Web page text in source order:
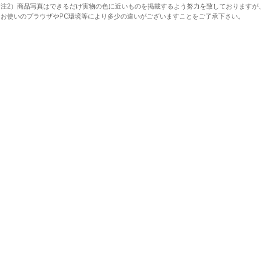
注2）商品写真はできるだけ実物の色に近いものを掲載するよう努力を致しておりますが、
お使いのプラウザやPC環境等により多少の違いがございますことをご了承下さい。